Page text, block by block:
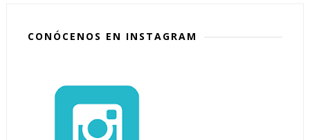
CONÓCENOS EN INSTAGRAM